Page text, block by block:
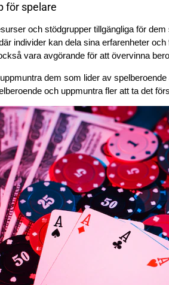
för spelare
och stödgrupper tillgängliga för
individer kan dela sina erfarenheter
vara avgörande för att övervinna
dem som lider av
och uppmuntra fler att ta det